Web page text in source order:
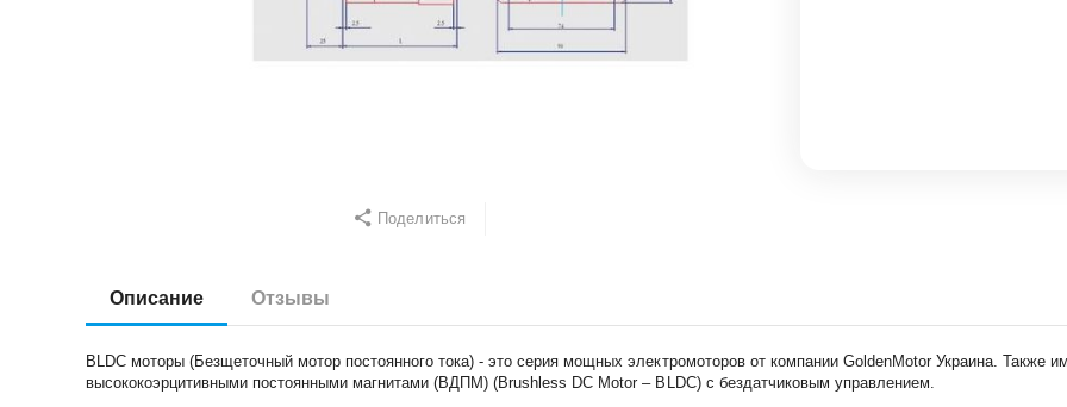
Поделиться
Описание Отзывы
BLDC моторы (Безщеточный мотор постоянного тока) - это серия мощных электромоторов от компании GoldenMotor Украина. Также
высококоэрцитивными постоянными магнитами (ВДПМ) (Brushless DC Motor – BLDC) с бездатчиковым управлением.